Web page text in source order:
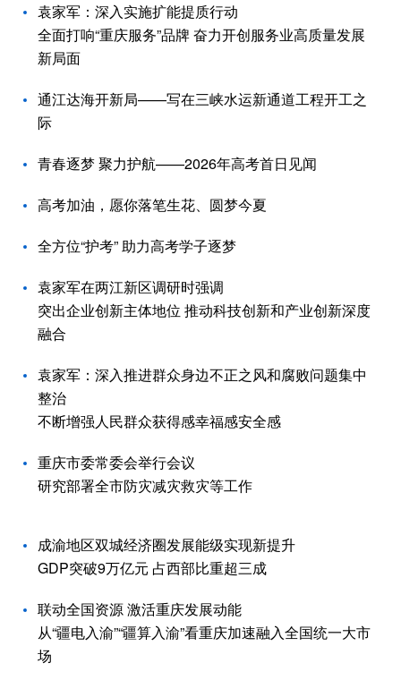
袁家军：深入实施扩能提质行动
全面打响“重庆服务”品牌 奋力开创服务业高质量发展
新局面
通江达海开新局——写在三峡水运新通道工程开工之
际
青春逐梦 聚力护航——2026年高考首日见闻
高考加油，愿你落笔生花、圆梦今夏
全方位“护考” 助力高考学子逐梦
袁家军在两江新区调研时强调
突出企业创新主体地位 推动科技创新和产业创新深度
融合
袁家军：深入推进群众身边不正之风和腐败问题集中
整治
不断增强人民群众获得感幸福感安全感
重庆市委常委会举行会议
研究部署全市防灾减灾救灾等工作
成渝地区双城经济圈发展能级实现新提升
GDP突破9万亿元 占西部比重超三成
联动全国资源 激活重庆发展动能
从“疆电入渝”“疆算入渝”看重庆加速融入全国统一大市
场